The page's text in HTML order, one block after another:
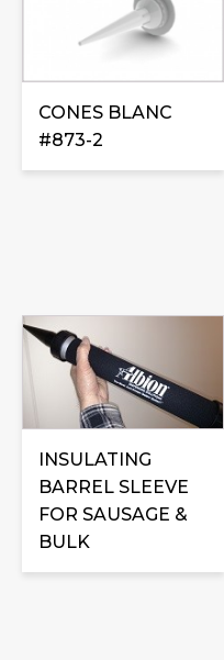
CONES BLANC
#873-2
INSULATING
BARREL SLEEVE
FOR SAUSAGE &
BULK